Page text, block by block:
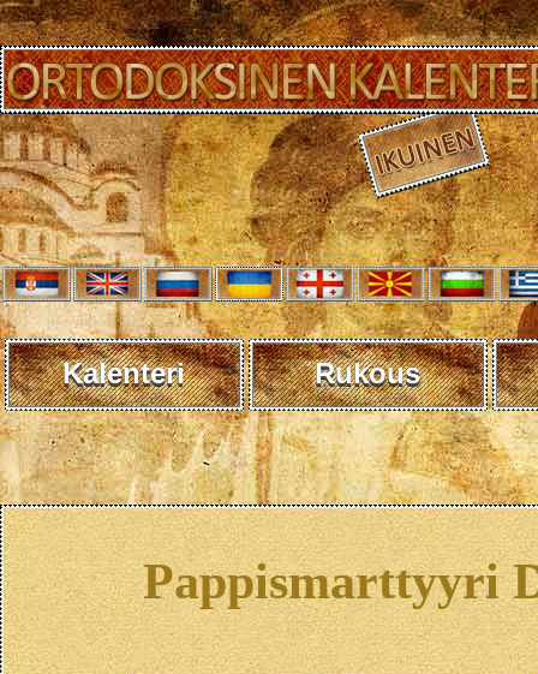
Kalenteri Rukous
Pappismarttyyri